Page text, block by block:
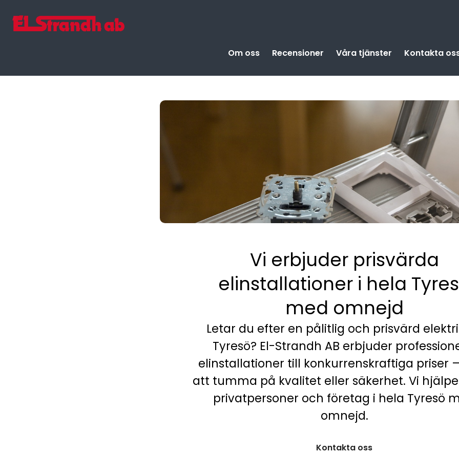
Om oss Recensioner Våra tjänster Kontakta
Vi erbjuder prisvärda
elinstallationer i hela
med omnejd
Letar du efter en pålitlig och prisvärd
Tyresö? El-Strandh AB erbjuder
elinstallationer till konkurrenskraftiga priser
att tumma på kvalitet eller säkerhet. Vi
privatpersoner och företag i hela Tyresö
omnejd.
Kontakta oss